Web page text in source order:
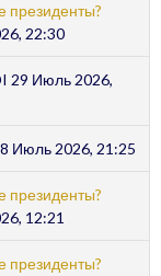
президенты?
22:30
29 Июль 2026,
Июль 2026, 21:25
президенты?
12:21
президенты?